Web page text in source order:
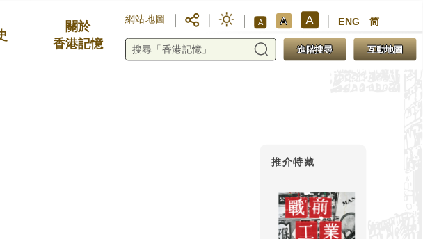
關於
香港記憶
網站地圖 A A A ENG 简
進階搜尋 互動地圖
推介特藏